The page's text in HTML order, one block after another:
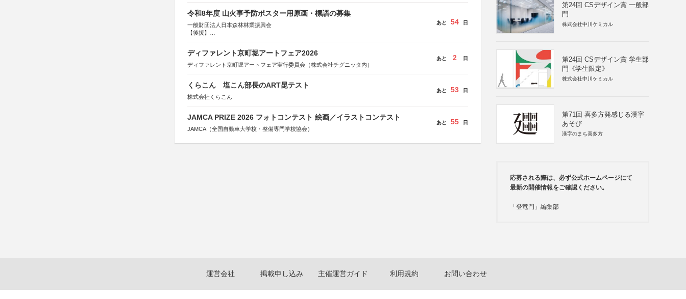
令和8年度 山火事予防ポスター用原画・標語の募集
一般財団法人日本森林林業振興会
【後援】
あと 54 日
ディファレント京町堀アートフェア2026
ディファレント京町堀アートフェア実行委員会（株式会社チグニッタ内）
あと 2 日
くらこん 塩こん部長のART昆テスト
株式会社くらこん
あと 53 日
JAMCA PRIZE 2026 フォトコンテスト 絵画／イラストコンテスト
JAMCA（全国自動車大学校・整備専門学校協会）
あと 55 日
第24回 CSデザイン賞 一般部
門
株式会社中川ケミカル
第24回 CSデザイン賞 学生部
門《学生限定》
株式会社中川ケミカル
第71回 喜多方発感じる漢字
あそび
漢字のまち喜多方
応募される際は、必ず公式ホームページにて
最新の開催情報をご確認ください。
「登竜門」編集部
運営会社 掲載申し込み 主催運営ガイド 利用規約 お問い合わせ